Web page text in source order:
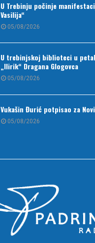
U Trebinju počinje
Vasilija“
05/08/2026
U trebinjskoj biblioteci u
„Ilirik“ Dragana Glogovca
05/08/2026
Vukašin Đurić potpisao za
05/08/2026